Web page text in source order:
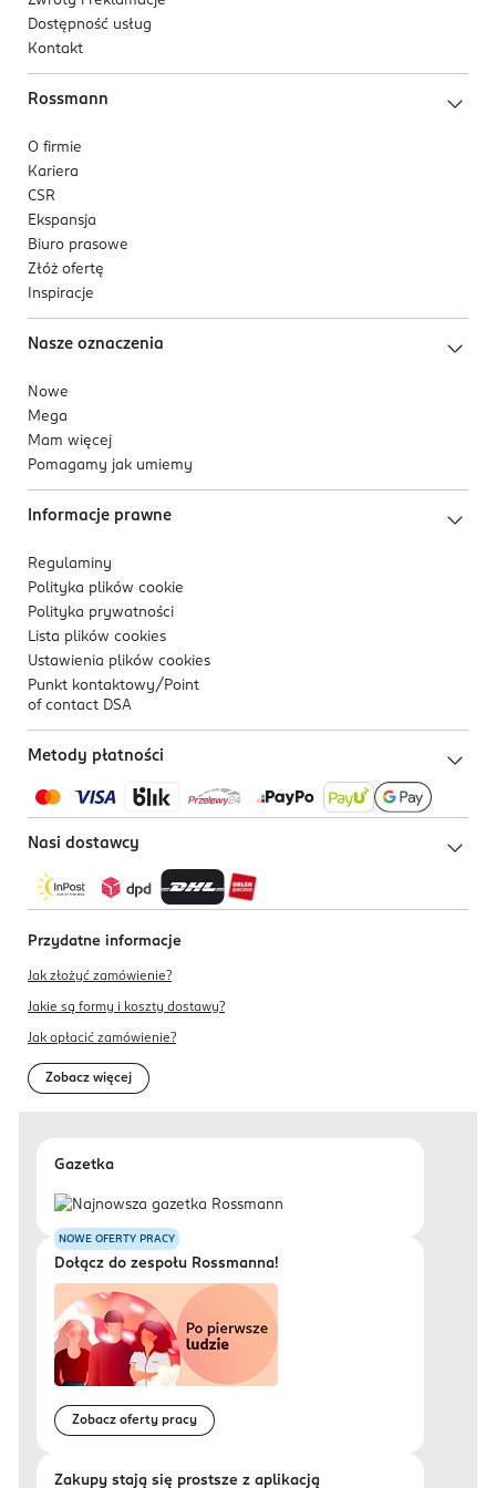
Dostępność usług
Kontakt
Rossmann
O firmie
Kariera
CSR
Ekspansja
Biuro prasowe
Złóż ofertę
Inspiracje
Nasze oznaczenia
Nowe
Mega
Mam więcej
Pomagamy jak umiemy
Informacje prawne
Regulaminy
Polityka plików cookie
Polityka prywatności
Lista plików cookies
Ustawienia plików cookies
Punkt kontaktowy/ Point
of contact DSA
Metody płatności
Nasi dostawcy
Przydatne informacje
Jak złożyć zamówienie?
Jakie są formy i koszty dostawy?
Jak opłacić zamówienie?
Zobacz więcej
Gazetka
NOWE OFERTY PRACY
Dołącz do zespołu Rossmanna!
Zobacz oferty pracy
Zakupy stają się prostsze z aplikacją